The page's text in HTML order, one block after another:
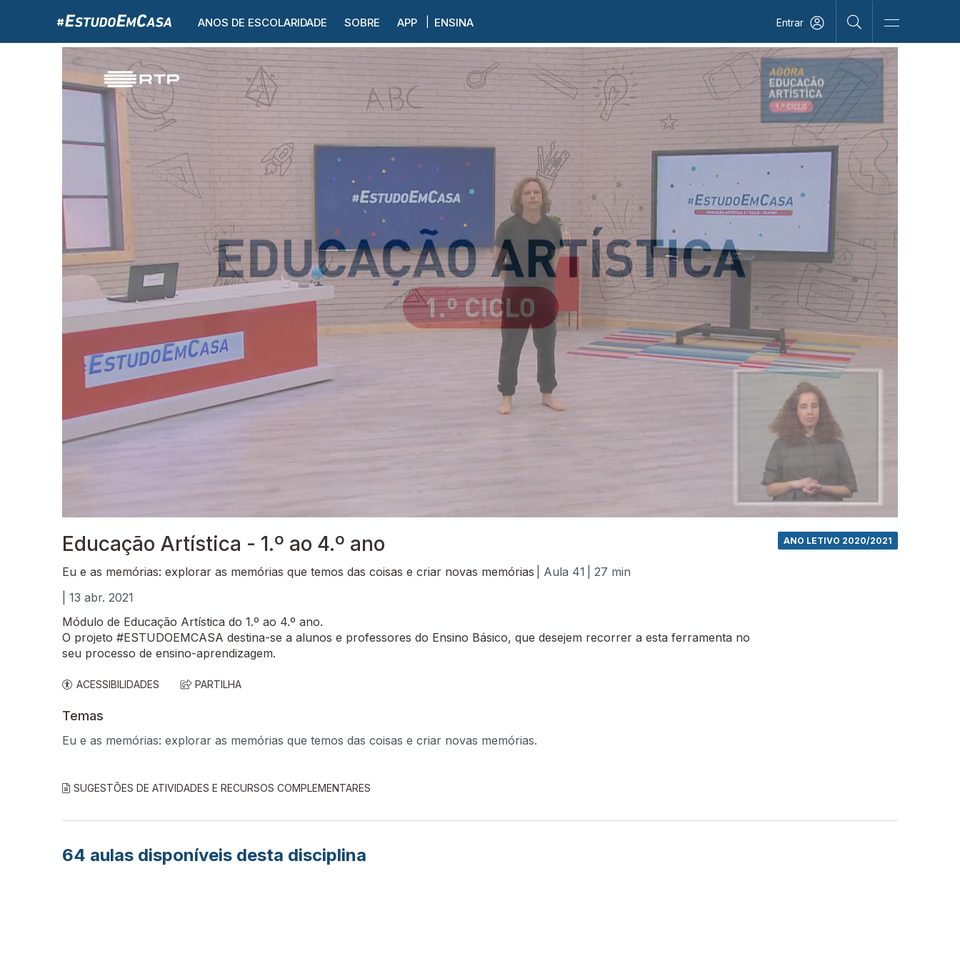
ANOS DE ESCOLARIDADE SOBRE APP ENSINA Entrar
Educação Artística - 1.º ao 4.º ano
Eu e as memórias: explorar as memórias que temos das coisas e criar novas memórias | Aula 41
| 27 min
| 13 abr. 2021
ANO LETIVO 2020/2021
Módulo de Educação Artística do 1.º ao 4.º ano.
O projeto #ESTUDOEMCASA destina-se a alunos e professores do Ensino Básico, que desejem recorrer a esta ferramenta no
seu processo de ensino-aprendizagem.
ACESSIBILIDADES PARTILHA
Temas
Eu e as memórias: explorar as memórias que temos das coisas e criar novas memórias.
SUGESTÕES DE ATIVIDADES E RECURSOS COMPLEMENTARES
64 aulas disponíveis desta disciplina